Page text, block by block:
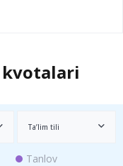
Ta’lim tili
Tanlov